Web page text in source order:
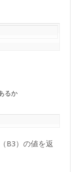
るか
B3）の値を返